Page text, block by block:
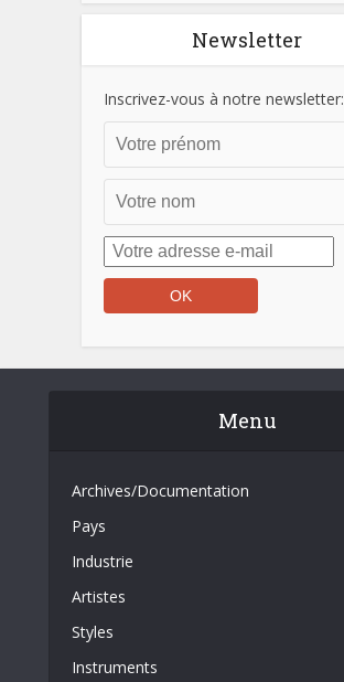
Newsletter
Inscrivez-vous à notre newsletter:
Menu
Archives/Documentation
Pays
Industrie
Artistes
Styles
Instruments